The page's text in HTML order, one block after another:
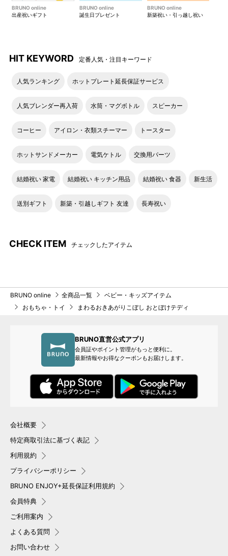
BRUNO online
出産祝いギフト
BRUNO online
誕生日プレゼント
BRUNO online
新築祝い・引っ越し祝い
HIT KEYWORD 定番人気・注目キーワード
人気ランキング ホットプレート延長保証サービス
人気ブレンダー再入荷 水筒・マグボトル スピーカー
コーヒー アイロン・衣類スチーマー トースター
ホットサンドメーカー 電気ケトル 交換用パーツ
結婚祝い 家電 結婚祝い キッチン用品 結婚祝い 食器 新生活
送別ギフト 新築・引越しギフト 友達 長寿祝い
CHECK ITEM チェックしたアイテム
BRUNO online 全商品一覧
ベビー・キッズアイテム
おもちゃ・トイ
まわるおきあがりこぼし おとぼけテディ
BRUNO直営公式アプリ
会員証やポイント管理がもっと便利に。
最新情報やお得なクーポンもお届けします。
会社概要
特定商取引法に基づく表記
利用規約
プライバシーポリシー
BRUNO ENJOY+延長保証利用規約
会員特典
ご利用案内
よくある質問
お問い合わせ